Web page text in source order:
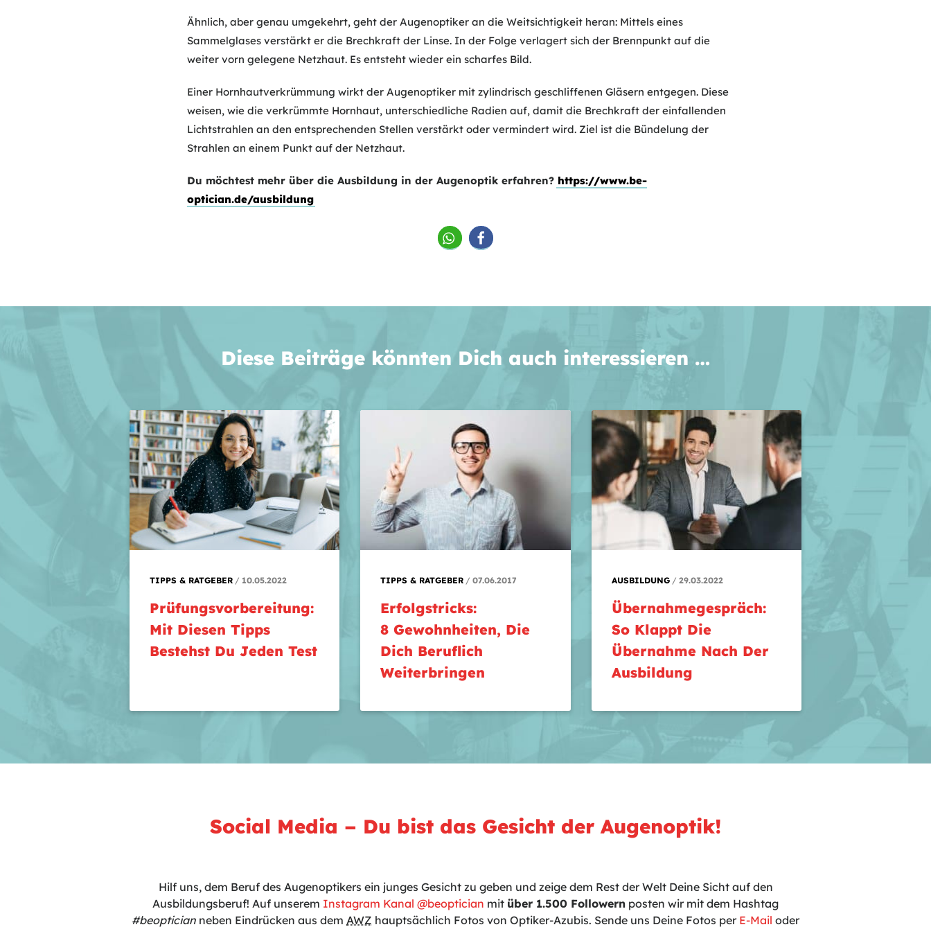
Ähnlich, aber genau umgekehrt, geht der Augenoptiker an die Weitsichtigkeit heran: Mittels eines
Sammelglases verstärkt er die Brechkraft der Linse. In der Folge verlagert sich der Brennpunkt auf die
weiter vorn gelegene Netzhaut. Es entsteht wieder ein scharfes Bild.
Einer Hornhautverkrümmung wirkt der Augenoptiker mit zylindrisch geschliffenen Gläsern entgegen. Diese
weisen, wie die verkrümmte Hornhaut, unterschiedliche Radien auf, damit die Brechkraft der einfallenden
Lichtstrahlen an den entsprechenden Stellen verstärkt oder vermindert wird. Ziel ist die Bündelung der
Strahlen an einem Punkt auf der Netzhaut.
Du möchtest mehr über die Ausbildung in der Augenoptik erfahren? https://www.be-
optician.de/ausbildung
Diese Beiträge könnten Dich auch interessieren …
TIPPS & RATGEBER 10.05.2022
Prüfungsvorbereitung:
Mit Diesen Tipps
Bestehst Du Jeden Test
TIPPS & RATGEBER 07.06.2017
Erfolgstricks:
8 Gewohnheiten, Die
Dich Beruflich
Weiterbringen
AUSBILDUNG 29.03.2022
Übernahmegespräch:
So Klappt Die
Übernahme Nach Der
Ausbildung
Social Media – Du bist das Gesicht der Augenoptik!
Hilf uns, dem Beruf des Augenoptikers ein junges Gesicht zu geben und zeige dem Rest der Welt Deine Sicht auf den
Ausbildungsberuf! Auf unserem Instagram Kanal @beoptician mit über 1.500 Followern posten wir mit dem Hashtag
#beoptician neben Eindrücken aus dem AWZ hauptsächlich Fotos von Optiker-Azubis. Sende uns Deine Fotos per E-Mail oder